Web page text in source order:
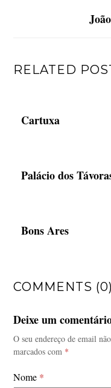
RELATED
Cartuxa
Palácio dos
Bons Ares
COMMENTS (0)
Deixe um
O seu endereço de email
marcados com *
Nome *